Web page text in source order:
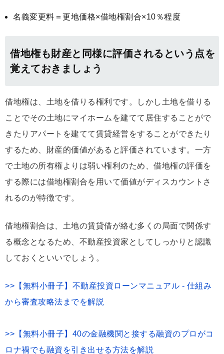
名義変更料＝更地価格×借地権割合×10％程度
借地権も財産と同様に評価されるという点を
覚えておきましょう
借地権は、土地を借りる権利です。しかし土地を借りる
ことでその土地にマイホームを建てて居住することがで
きたりアパートを建てて賃貸経営をすることができたり
するため、財産的価値があると評価されています。一方
で土地の所有権よりは弱い権利のため、借地権の評価を
する際には借地権割合を用いて価値がディスカウントさ
れるのが特徴です。
借地権割合は、土地の賃貸借が絡む多くの局面で関係す
る概念となるため、不動産投資家としてしっかりと認識
しておくといいでしょう。
>>【無料小冊子】不動産投資ローンマニュアル - 仕組み
から審査攻略法までを解説
>>【無料小冊子】40の金融機関と接する融資のプロがコ
ロナ禍でも融資を引き出せる方法を解説